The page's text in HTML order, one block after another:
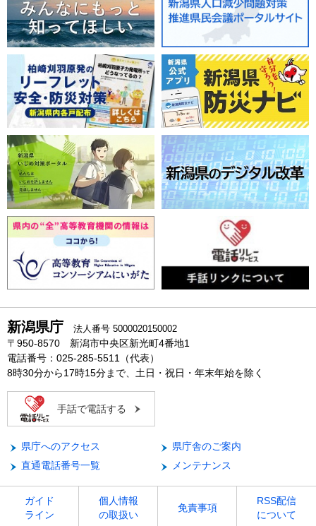
新潟県庁 法人番号 5000020150002
〒950-8570 新潟市中央区新光町4番地1
電話番号：025-285-5511（代表）
8時30分から17時15分まで、土日・祝日・年末年始を除く
手話で電話する
県庁へのアクセス
県庁舎のご案内
直通電話番号一覧
メンテナンス
ガイド
ライン
個人情報
の取扱い
免責事項
RSS配信
について